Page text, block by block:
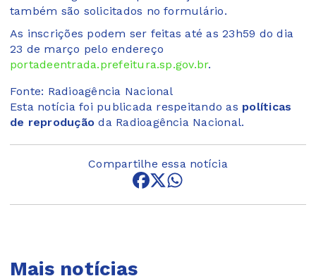
também são solicitados no formulário.
As inscrições podem ser feitas até as 23h59 do dia
23 de março pelo endereço
portadeentrada.prefeitura.sp.gov.br.
Fonte: Radioagência Nacional
Esta notícia foi publicada respeitando as políticas
de reprodução da Radioagência Nacional.
Compartilhe essa notícia
Mais notícias